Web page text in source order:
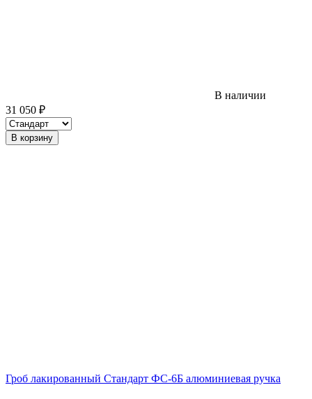
В наличии
31 050 ₽
В корзину
Гроб лакированный Стандарт ФС-6Б алюминиевая ручка